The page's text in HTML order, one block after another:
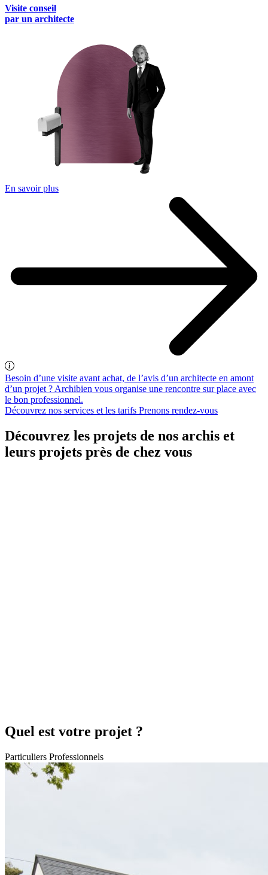
Visite conseil
par un architecte
En savoir plus
Besoin d’une visite avant achat, de l’avis d’un architecte en amont
d’un projet ? Archibien vous organise une rencontre sur place avec
le bon professionnel.
Découvrez nos services et les tarifs Prenons rendez-vous
Découvrez les projets de nos archis et
leurs projets près de chez vous
Quel est votre projet ?
Particuliers Professionnels